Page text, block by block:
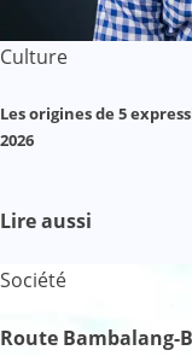
Culture
Les origines de 5
2026
Lire aussi
Société
Route Bambalang-